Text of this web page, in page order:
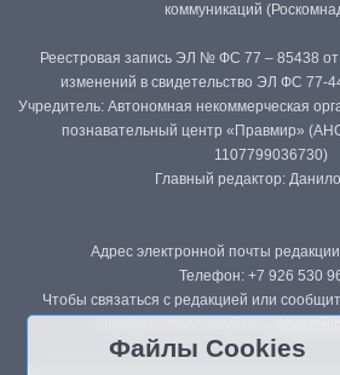
коммуникаций
Реестровая запись ЭЛ № ФС 77 – 85438 от
изменений в свидетельство ЭЛ ФС 77-
Учредитель: Автономная некоммерческая
познавательный центр «Правмир»
1107799036730)
Главный редактор:
Адрес электронной почты
Телефон: +7 926 530
Чтобы связаться с редакцией или
Файлы Cookies